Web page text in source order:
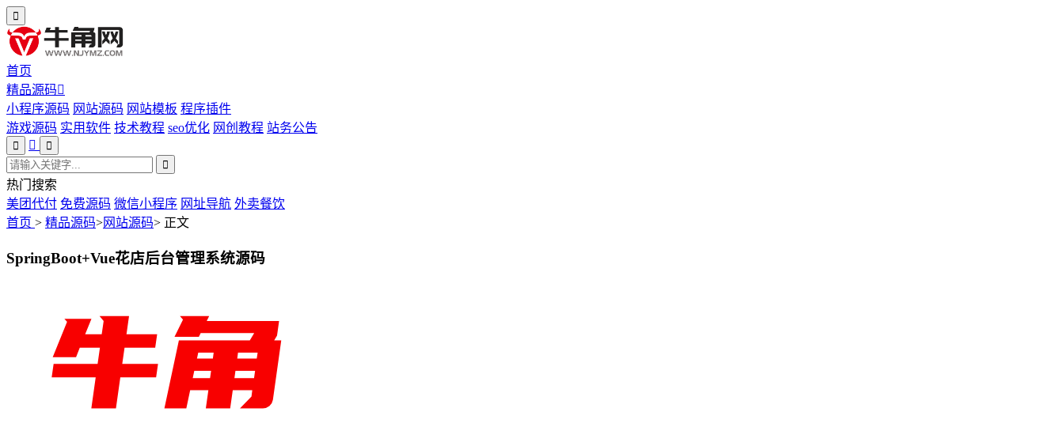
首页
精品源码
小程序源码 网站源码 网站模板 程序插件
游戏源码 实用软件 技术教程 seo优化 网创教程 站务公告
热门搜索
美团代付 免费源码 微信小程序 网址导航 外卖餐饮
首页 > 精品源码>网站源码> 正文
SpringBoot+Vue花店后台管理系统源码